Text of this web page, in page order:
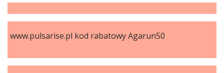
www.pulsarise.pl kod rabatowy Agarun50